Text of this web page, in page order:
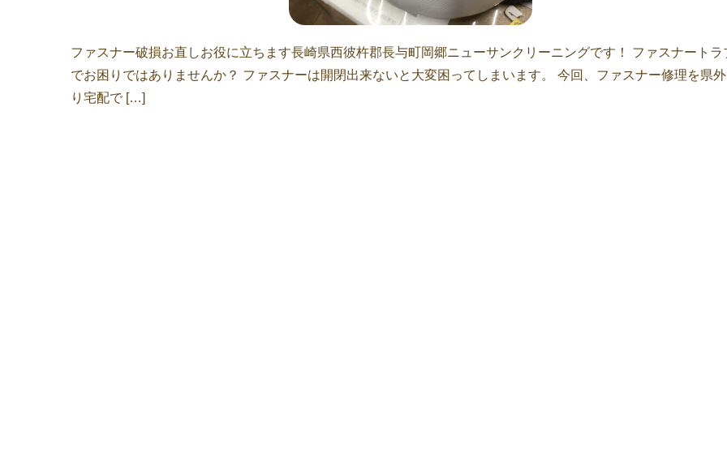
ファスナー破損お直しお役に立ちます長崎県西彼杵郡長与町岡郷ニューサンクリーニングです！ ファスナートラ
でお困りではありませんか？ ファスナーは開閉出来ないと大変困ってしまいます。 今回、ファスナー修理を県
り宅配で […]